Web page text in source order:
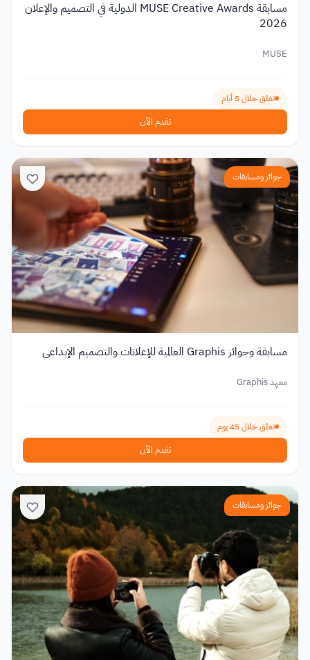
مسابقة MUSE Creative Awards الدولية في التصميم والإعلان
2026
MUSE
تغلق خلال 5 أيام
تقدم الآن
جوائز ومسابقات
مسابقة وجوائز Graphis العالمية للإعلانات والتصميم الإبداعي
معهد Graphis
تغلق خلال 45 يوم
تقدم الآن
جوائز ومسابقات